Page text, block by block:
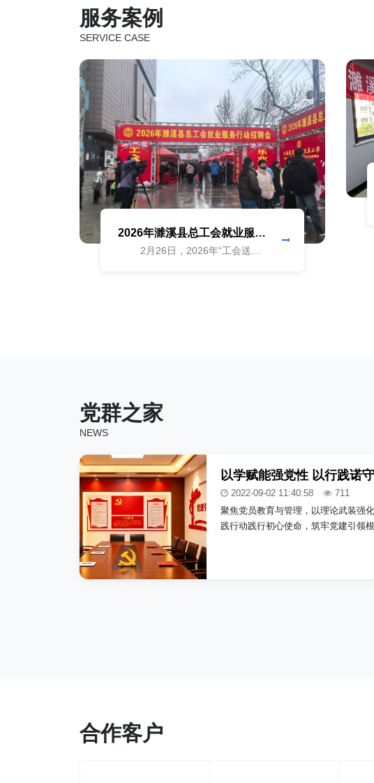
服务案例
SERVICE CASE
2026年濉溪县总工会就业服务
行动招聘会
2月26日，2026年“工会送岗
党群之家
NEWS
以学赋能强党性 以行践诺
2022-09-02 11:40:58
711
聚焦党员教育与管理，以理论武装强
践行动践行初心使命，筑牢党建引领根
合作客户